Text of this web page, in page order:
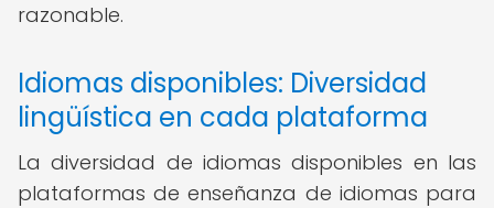
razonable.
Idiomas disponibles: Diversidad
lingüística en cada plataforma
La diversidad de idiomas disponibles en las
plataformas de enseñanza de idiomas para